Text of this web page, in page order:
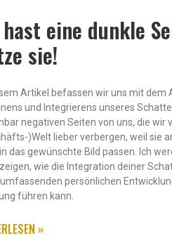
hast eine dunkle
sie!
Artikel befassen wir uns mit dem
und Integrierens unseres
negativen Seiten von uns, die wir
)Welt lieber verbergen, weil sie
das gewünschte Bild passen. Ich
wie die Integration deiner
persönlichen
führen kann.
»